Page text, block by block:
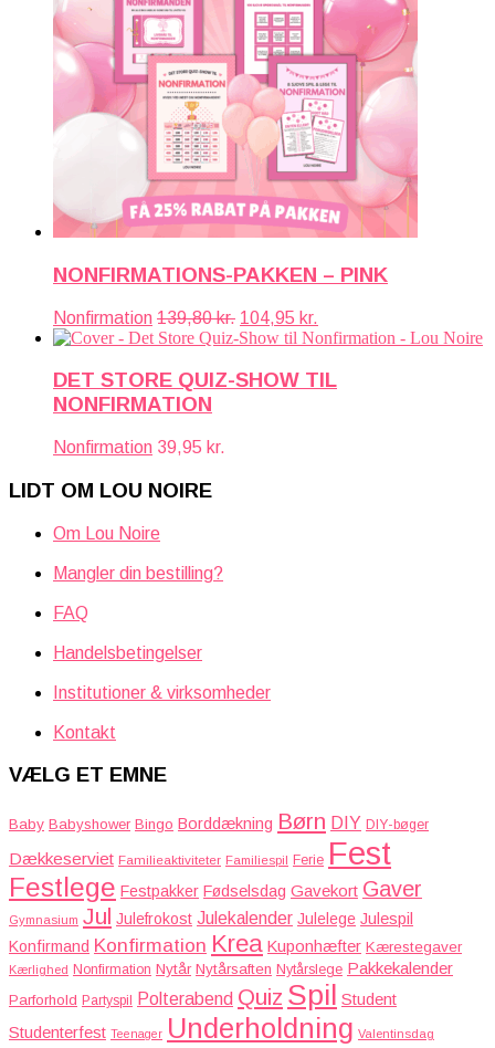
NONFIRMATIONS-PAKKEN – PINK
Nonfirmation 139,80kr. Den
oprindelige
var:
104,95 kr.
aktuelle
er:
DET STORE QUIZ-SHOW TIL
NONFIRMATION
Nonfirmation 39,95 kr.
LIDT OM LOU NOIRE
Om Lou Noire
Mangler din bestilling?
FAQ
Handelsbetingelser
Institutioner & virksomheder
Kontakt
VÆLG ET EMNE
Baby Babyshower Bingo Borddækning Børn DIY DIY-bøger
Dækkeserviet Familieaktiviteter Familiespil Ferie Fest
Festlege Festpakker Fødselsdag Gavekort Gaver
Gymnasium Jul Julefrokost Julekalender Julelege Julespil
Konfirmand Konfirmation Krea Kuponhæfter Kærestegaver
Kærlighed Nonfirmation Nytår Nytårsaften Nytårslege Pakkekalender
Parforhold Partyspil Polterabend Quiz Spil Student
Studenterfest Teenager Underholdning Valentinsdag